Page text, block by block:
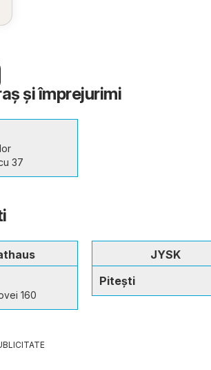
şi împrejurimi
37
160
JYSK
Pitești